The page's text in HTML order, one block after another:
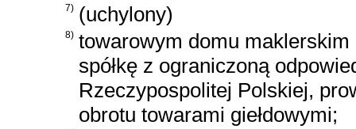
7) (uchylony)
8) towarowym domu maklerskim
spółkę z ograniczoną
Rzeczypospolitej Polskiej,
obrotu towarami giełdowymi;